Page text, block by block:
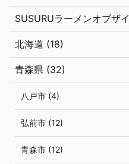
SUSURUラーメンオブザ
北海道 (18)
青森県 (32)
八戸市 (4)
弘前市 (12)
青森市 (12)